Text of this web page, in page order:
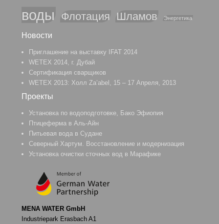
воды
Флотация Шламов Энергетика
Новости
Приглашение на выставку IFAT 2014
WETEX 2014, г. Дубай
Cертификация сварщиков
WETEX 2013: Холл Za’abel, 15 – 17 Апреля, 2013
Проекты
Установка по водоподготовке, Бако Эфиопия
Птицеферма в Аль-Айн
Питьевая вода в Судане
Северный Хартум. Восстановление и модернизация
Установка очистки сточных вод в Марафике
MENA WATER GmbH
Industriepark Erasbach A1